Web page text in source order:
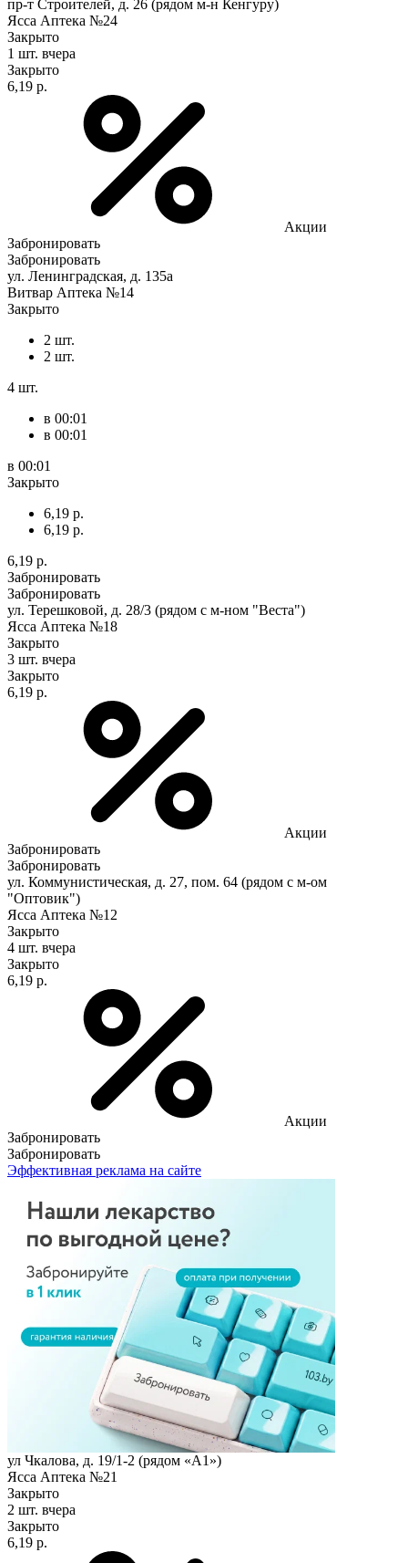
пр-т Строителей, д. 26 (рядом м-н Кенгуру)
Ясса Аптека №24
Закрыто
1 шт. вчера
Закрыто
6,19 р.
Акции
Забронировать
Забронировать
ул. Ленинградская, д. 135a
Витвар Аптека №14
Закрыто
2 шт.
2 шт.
4 шт.
в 00:01
в 00:01
в 00:01
Закрыто
6,19 р.
6,19 р.
6,19 р.
Забронировать
Забронировать
ул. Терешковой, д. 28/3 (рядом с м-ном "Веста")
Ясса Аптека №18
Закрыто
3 шт. вчера
Закрыто
6,19 р.
Акции
Забронировать
Забронировать
ул. Коммунистическая, д. 27, пом. 64 (рядом с м-ом
"Оптовик")
Ясса Аптека №12
Закрыто
4 шт. вчера
Закрыто
6,19 р.
Акции
Забронировать
Забронировать
Эффективная реклама на сайте
ул Чкалова, д. 19/1-2 (рядом «А1»)
Ясса Аптека №21
Закрыто
2 шт. вчера
Закрыто
6,19 р.